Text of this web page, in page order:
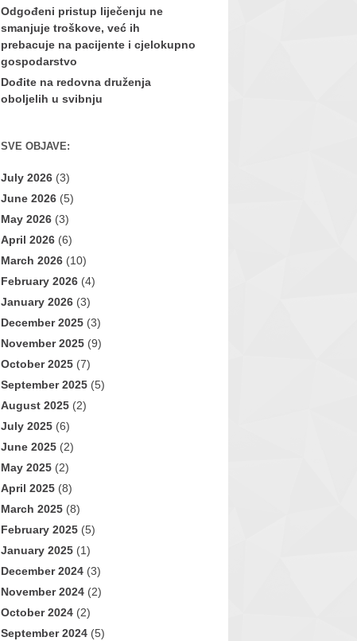
Odgođeni pristup liječenju ne
smanjuje troškove, već ih
prebacuje na pacijente i cjelokupno
gospodarstvo
Dođite na redovna druženja
oboljelih u svibnju
SVE OBJAVE:
July 2026 (3)
June 2026 (5)
May 2026 (3)
April 2026 (6)
March 2026 (10)
February 2026 (4)
January 2026 (3)
December 2025 (3)
November 2025 (9)
October 2025 (7)
September 2025 (5)
August 2025 (2)
July 2025 (6)
June 2025 (2)
May 2025 (2)
April 2025 (8)
March 2025 (8)
February 2025 (5)
January 2025 (1)
December 2024 (3)
November 2024 (2)
October 2024 (2)
September 2024 (5)